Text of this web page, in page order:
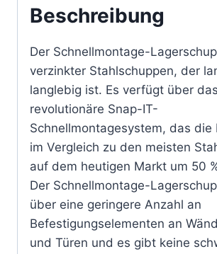
Beschreibung
Der Schnellmontage-
verzinkter Stahlschuppen, der
langlebig ist. Es verfügt über das
revolutionäre Snap-IT-
Schnellmontagesystem, das die
im Vergleich zu den meisten
auf dem heutigen Markt um 50
Der Schnellmontage-
über eine geringere Anzahl an
Befestigungselementen an
und Türen und es gibt keine